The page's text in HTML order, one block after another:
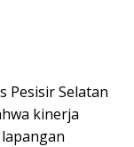
Pesisir Selatan
kinerja